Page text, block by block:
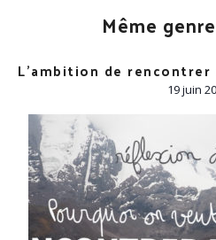
Même
L’ambition de rencontrer
19 juin